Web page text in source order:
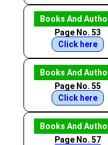
Books And
Page No. 53
Click here
Books And
Page No. 55
Click here
Books And
Page No. 57